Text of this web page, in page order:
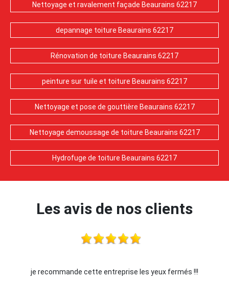
Nettoyage et ravalement façade Beaurains 62217
depannage toiture Beaurains 62217
Rénovation de toiture Beaurains 62217
peinture sur tuile et toiture Beaurains 62217
Nettoyage et pose de gouttière Beaurains 62217
Nettoyage demoussage de toiture Beaurains 62217
Hydrofuge de toiture Beaurains 62217
Les avis de nos clients
fermés !!! Je recommande !!